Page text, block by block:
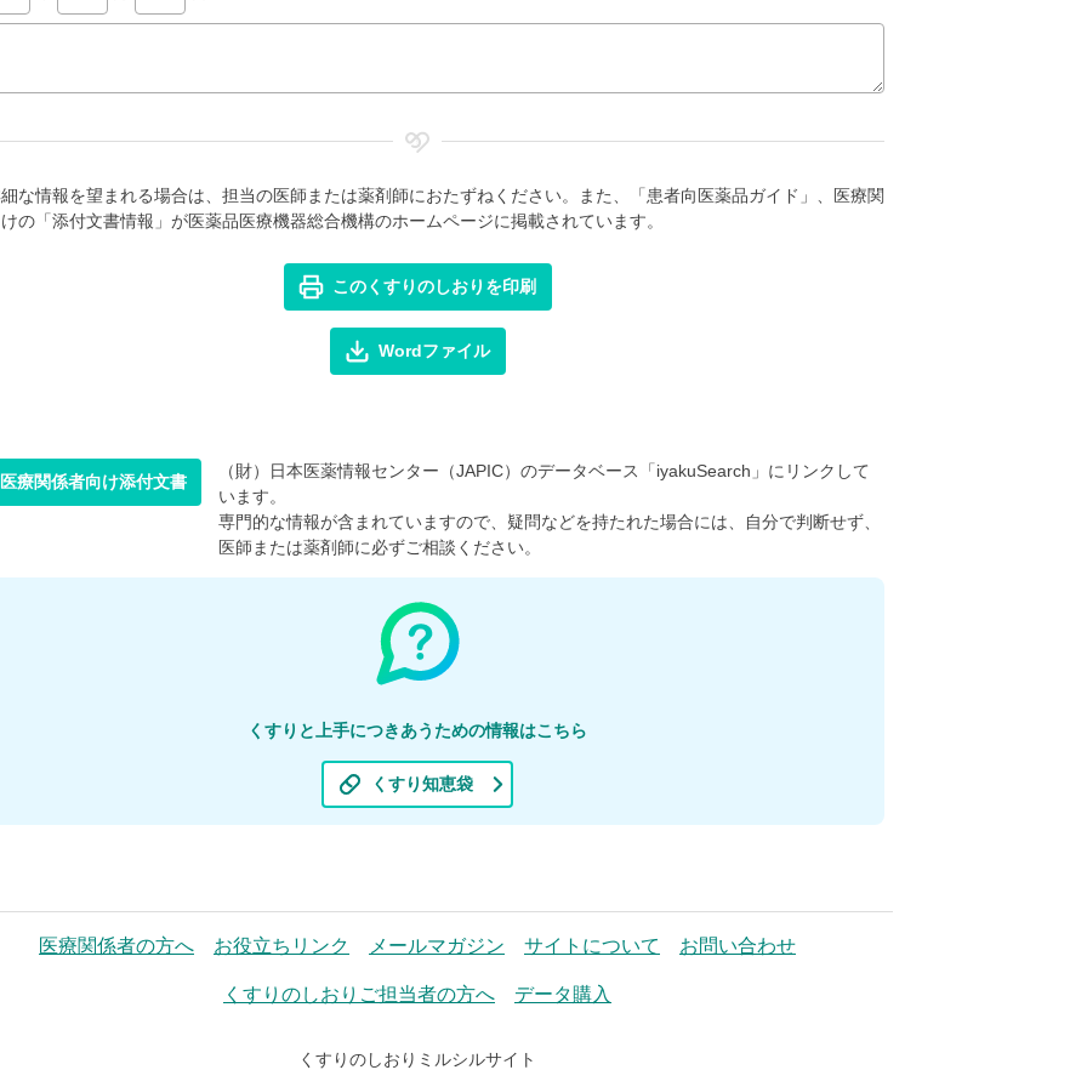
な情報を望まれる場合は、担当の医師または薬剤師におたずねください。また、「患者向医薬品ガイド」、医療関
の「添付文書情報」が医薬品医療機器総合機構のホームページに掲載されています。
このくすりのしおりを印刷
Wordファイル
医療関係者向け添付文書
（財）日本医薬情報センター（JAPIC）のデータベース「iyakuSearch」にリンクして
います。
専門的な情報が含まれていますので、疑問などを持たれた場合には、自分で判断せず、
医師または薬剤師に必ずご相談ください。
くすりと上手につきあうための情報はこちら
くすり知恵袋
医療関係者の方へ お役立ちリンク メールマガジン サイトについて お問い合わせ
くすりのしおりご担当者の方へ データ購入
くすりのしおりミルシルサイト